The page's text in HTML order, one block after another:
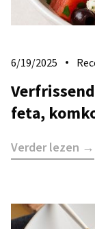
6/19/2025
feta,
Verder lezen →